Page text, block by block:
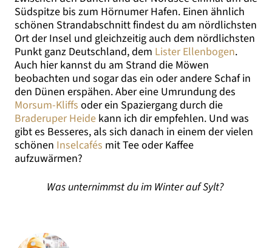
Südspitze bis zum Hörnumer Hafen. Einen ähnlich
schönen Strandabschnitt findest du am nördlichsten
Ort der Insel und gleichzeitig auch dem nördlichsten
Punkt ganz Deutschland, dem Lister Ellenbogen.
Auch hier kannst du am Strand die Möwen
beobachten und sogar das ein oder andere Schaf in
den Dünen erspähen. Aber eine Umrundung des
Morsum-Kliffs oder ein Spaziergang durch die
Braderuper Heide kann ich dir empfehlen. Und was
gibt es Besseres, als sich danach in einem der vielen
schönen Inselcafés mit Tee oder Kaffee
aufzuwärmen?
Was unternimmst du im Winter auf Sylt?